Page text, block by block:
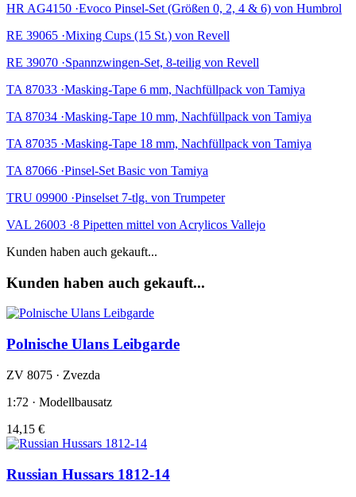
HR AG4150 ·Evoco Pinsel-Set (Größen 0, 2, 4 & 6) von Humbrol
RE 39065 ·Mixing Cups (15 St.) von Revell
RE 39070 ·Spannzwingen-Set, 8-teilig von Revell
TA 87033 ·Masking-Tape 6 mm, Nachfüllpack von Tamiya
TA 87034 ·Masking-Tape 10 mm, Nachfüllpack von Tamiya
TA 87035 ·Masking-Tape 18 mm, Nachfüllpack von Tamiya
TA 87066 ·Pinsel-Set Basic von Tamiya
TRU 09900 ·Pinselset 7-tlg. von Trumpeter
VAL 26003 ·8 Pipetten mittel von Acrylicos Vallejo
Kunden haben auch gekauft...
Kunden haben auch gekauft...
Polnische Ulans Leibgarde
ZV 8075 · Zvezda
1:72 · Modellbausatz
14,15 €
Russian Hussars 1812-14